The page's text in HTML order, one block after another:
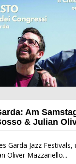
& Julian Oliver
Am
& Julian
Garda Jazz
Oliver Mazzariello...